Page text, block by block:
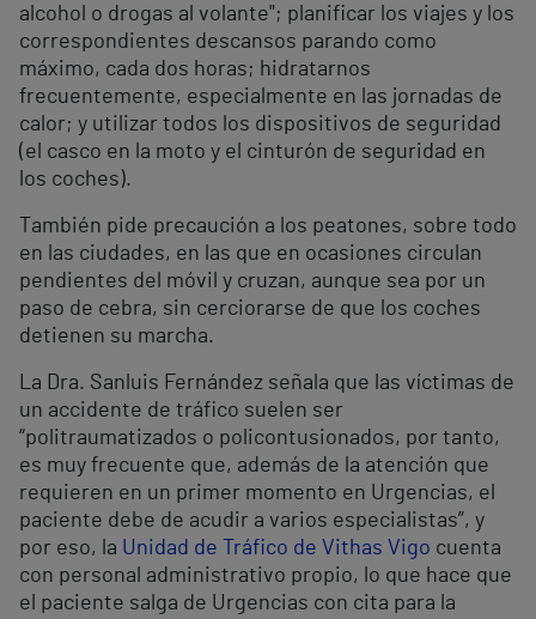
alcohol o drogas al volante"; planificar los viajes y los
correspondientes descansos parando como
máximo, cada dos horas; hidratarnos
frecuentemente, especialmente en las jornadas de
calor; y utilizar todos los dispositivos de seguridad
(el casco en la moto y el cinturón de seguridad en
los coches).
También pide precaución a los peatones, sobre todo
en las ciudades, en las que en ocasiones circulan
pendientes del móvil y cruzan, aunque sea por un
paso de cebra, sin cerciorarse de que los coches
detienen su marcha.
La Dra. Sanluis Fernández señala que las víctimas de
un accidente de tráfico suelen ser
“politraumatizados o policontusionados, por tanto,
es muy frecuente que, además de la atención que
requieren en un primer momento en Urgencias, el
paciente debe de acudir a varios especialistas”, y
por eso, la Unidad de Tráfico de Vithas Vigo cuenta
con personal administrativo propio, lo que hace que
el paciente salga de Urgencias con cita para la